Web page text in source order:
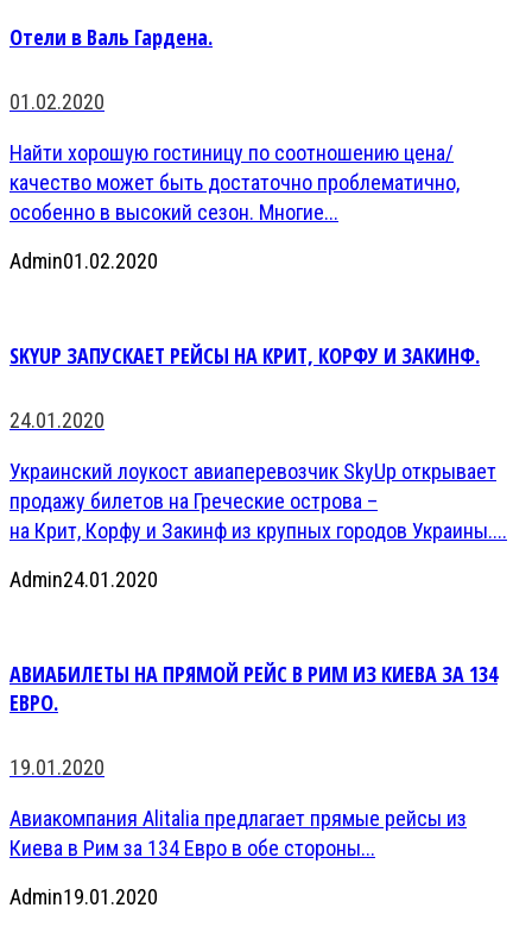
Отели в Валь Гардена.
01.02.2020
Найти хорошую гостиницу по соотношению цена/
качество может быть достаточно проблематично,
особенно в высокий сезон. Многие...
Admin01.02.2020
SKYUP ЗАПУСКАЕТ РЕЙСЫ НА КРИТ, КОРФУ И ЗАКИНФ.
24.01.2020
Украинский лоукост авиаперевозчик SkyUp открывает
продажу билетов на Греческие острова –
на Крит, Корфу и Закинф из крупных городов Украины....
Admin24.01.2020
АВИАБИЛЕТЫ НА ПРЯМОЙ РЕЙС В РИМ ИЗ КИЕВА ЗА 134
ЕВРО.
19.01.2020
Авиакомпания Alitalia предлагает прямые рейсы из
Киева в Рим за 134 Евро в обе стороны...
Admin19.01.2020